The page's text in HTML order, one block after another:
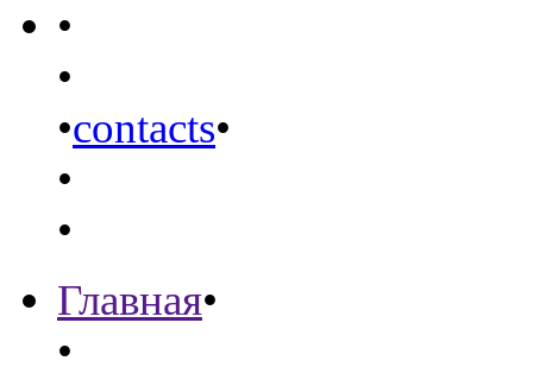
•
•
•contacts•
•
•
Главная•
•